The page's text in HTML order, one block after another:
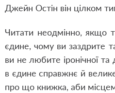
Джейн Остін він цілком
Читати неодмінно, якщо
єдине, чому ви заздрите
ви не любите іронічної та
в єдине справжнє й
про що книжка, аби місцем